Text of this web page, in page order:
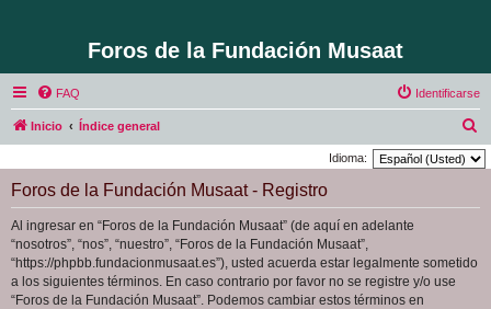
Foros de la Fundación Musaat
FAQ Identificarse
Inicio Índice general
u
Idioma:
Foros de la Fundación Musaat - Registro
Al ingresar en “Foros de la Fundación Musaat” (de aquí en adelante
“nosotros”, “nos”, “nuestro”, “Foros de la Fundación Musaat”,
“https://phpbb.fundacionmusaat.es”), usted acuerda estar legalmente sometido
a los siguientes términos. En caso contrario por favor no se registre y/o use
“Foros de la Fundación Musaat”. Podemos cambiar estos términos en